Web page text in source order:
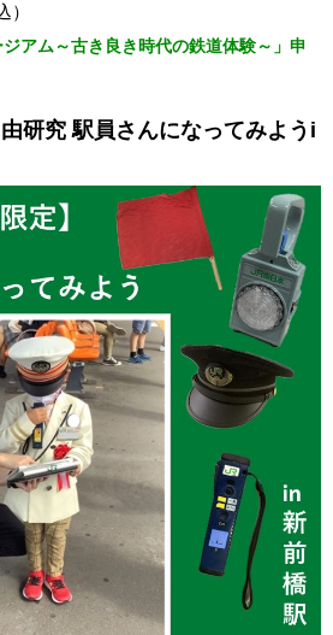
アム～古き良き時代の鉄道体験～」申
由研究 駅員さんになってみようi